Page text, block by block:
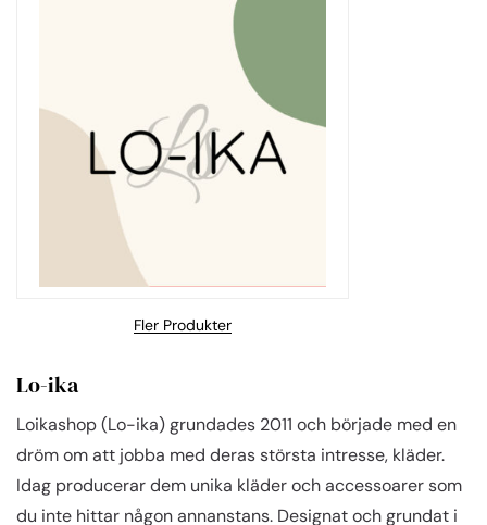
Fler Produkter
Lo-ika
Loikashop (Lo-ika) grundades 2011 och började med en
dröm om att jobba med deras största intresse, kläder.
Idag producerar dem unika kläder och accessoarer som
du inte hittar någon annanstans. Designat och grundat i